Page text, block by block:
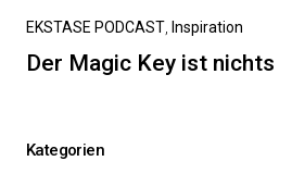
Nächster
Beitrag
EKSTASE PODCAST Inspiration
Der Magic Key ist nichts
Kategorien